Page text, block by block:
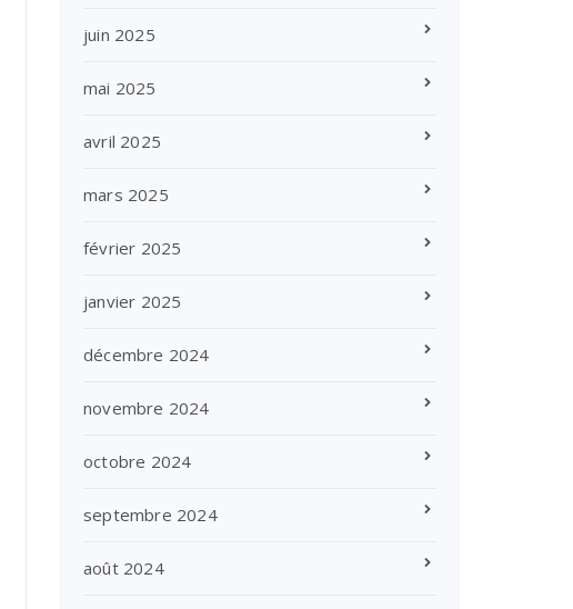
juin 2025
mai 2025
avril 2025
mars 2025
février 2025
janvier 2025
décembre 2024
novembre 2024
octobre 2024
septembre 2024
août 2024